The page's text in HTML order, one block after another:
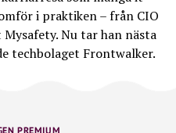
i praktiken – från CIO
Nu tar han nästa
techbolaget Frontwalker.
PREMIUM